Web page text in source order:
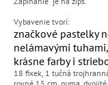
Vybavenie tvorí:
značkové pastelky
nelámavými tuhami,
krásne farby i
18 fixek, 1 tučná
rovné 15 cm, guma,